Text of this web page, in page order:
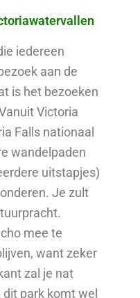
iedereen
aan de
is het bezoeken
Victoria
Falls nationaal
wandelpaden
uitstapjes)
Je zult
mee te
want zeker
zal je nat
park komt wel